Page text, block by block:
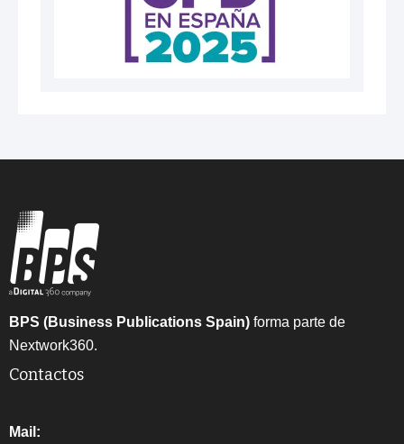
BPS (Business Publications Spain) forma parte de
Nextwork360.
Contactos
Mail: